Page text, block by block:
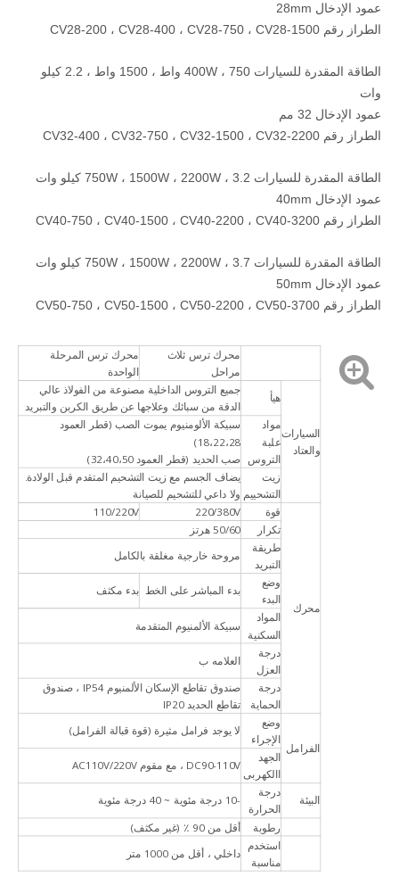
عمود الإدخال 28mm
الطراز رقم CV28-200 ، CV28-400 ، CV28-750 ، CV28-1500
الطاقة المقدرة للسيارات 400W ، 750 واط ، 1500 واط ، 2.2 كيلو
وات
عمود الإدخال 32 مم
الطراز رقم CV32-400 ، CV32-750 ، CV32-1500 ، CV32-2200
الطاقة المقدرة للسيارات 750W ، 1500W ، 2200W ، 3.2 كيلو وات
عمود الإدخال 40mm
الطراز رقم CV40-750 ، CV40-1500 ، CV40-2200 ، CV40-3200
الطاقة المقدرة للسيارات 750W ، 1500W ، 2200W ، 3.7 كيلو وات
عمود الإدخال 50mm
الطراز رقم CV50-750 ، CV50-1500 ، CV50-2200 ، CV50-3700
محرك ترس ثلاث
مراحل
محرك ترس المرحلة
الواحدة
السيارات
والعتاد
هيأ
جميع التروس الداخلية مصنوعة من الفولاذ عالي
الدقة من سبائك وعلاجها عن طريق الكربن والتبريد
مواد
علبة
التروس
سبيكة الألومنيوم يموت الصب (قطر العمود
18،22،28)
صب الحديد (قطر العمود 32،40،50)
زيت
التشحييم
يضاف الجسم مع زيت التشحيم المتقدم قبل الولادة.
ولا داعي للتشحيم للصيانة
محرك
قوة 220/380V
110/220V
تكرار
50/60 هرتز
طريقة
التبريد
مروحة خارجية مغلقة بالكامل
وضع
البدء
بدء المباشر على الخط بدء مكثف
المواد
السكنية
سبيكة الألمنيوم المتقدمة
درجة
العزل
العلامه ب
درجة
الحماية
صندوق تقاطع الإسكان الألمنيوم IP54 ، صندوق
تقاطع الحديد IP20
الفرامل
وضع
الإجراء
لا يوجد فرامل مثيرة (قوة قبالة الفرامل)
الجهد
االكهربى
DC90-110V ، مع مقوم AC110V/220V
البيئة
درجة
الحرارة
-10 درجة مئوية ~ 40 درجة مئوية
رطوبة
أقل من 90 ٪ (غير مكثف)
استخدم
مناسبة
داخلي ، أقل من 1000 متر